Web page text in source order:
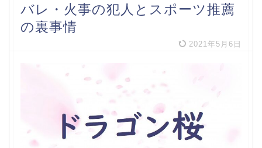
バレ・火事の犯人とスポーツ推薦
の裏事情
2021年5月6日